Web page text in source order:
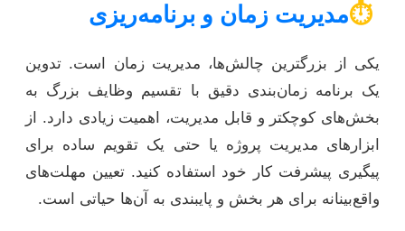
⏱️مدیریت زمان و برنامه‌ریزی
یکی از بزرگترین چالش‌ها، مدیریت زمان است. تدوین
یک برنامه زمان‌بندی دقیق با تقسیم وظایف بزرگ به
بخش‌های کوچکتر و قابل مدیریت، اهمیت زیادی دارد. از
ابزارهای مدیریت پروژه یا حتی یک تقویم ساده برای
پیگیری پیشرفت کار خود استفاده کنید. تعیین مهلت‌های
واقع‌بینانه برای هر بخش و پایبندی به آن‌ها حیاتی است.